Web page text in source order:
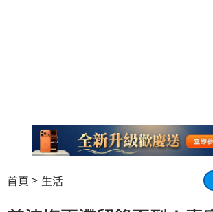
首頁 生活